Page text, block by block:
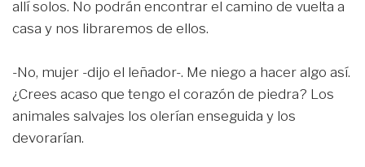
allí solos. No podrán encontrar el camino de vuelta a
casa y nos libraremos de ellos.
-No, mujer -dijo el leñador-. Me niego a hacer algo así.
¿Crees acaso que tengo el corazón de piedra? Los
animales salvajes los olerían enseguida y los
devorarían.